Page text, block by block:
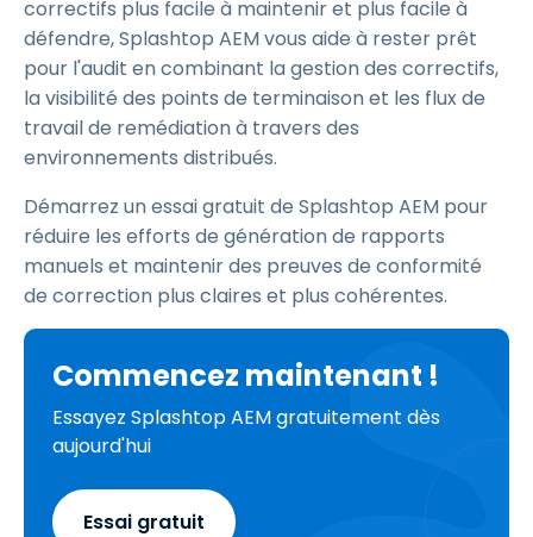
correctifs plus facile à maintenir et plus facile à
défendre, Splashtop AEM vous aide à rester prêt
pour l'audit en combinant la gestion des correctifs,
la visibilité des points de terminaison et les flux de
travail de remédiation à travers des
environnements distribués.
Démarrez un essai gratuit de Splashtop AEM pour
réduire les efforts de génération de rapports
manuels et maintenir des preuves de conformité
de correction plus claires et plus cohérentes.
Commencez maintenant !
Essayez Splashtop AEM gratuitement dès
aujourd'hui
Essai gratuit